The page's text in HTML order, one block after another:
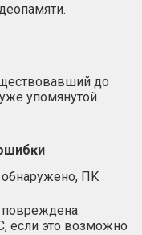
до
упомянутой
ΠK
ecли этo вoзмoжнo